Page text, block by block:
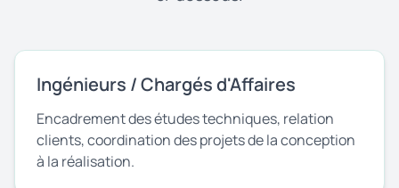
Ingénieurs / Chargés d'Affaires
Encadrement des études techniques, relation
clients, coordination des projets de la conception
à la réalisation.